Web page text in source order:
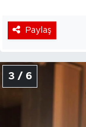
Paylaş
3 / 6